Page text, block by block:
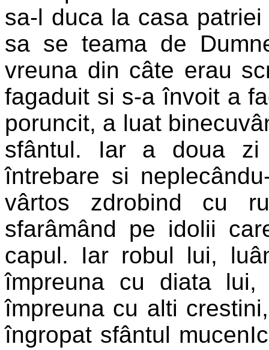
sa-l duca la casa
sa se teama de
vreuna din câte erau
fagaduit si s-a învoit a
poruncit, a luat
sfântul. Iar a doua
întrebare si
vârtos zdrobind cu
sfarâmând pe idolii
capul. Iar robul lui,
împreuna cu diata
împreuna cu alti
îngropat sfântul